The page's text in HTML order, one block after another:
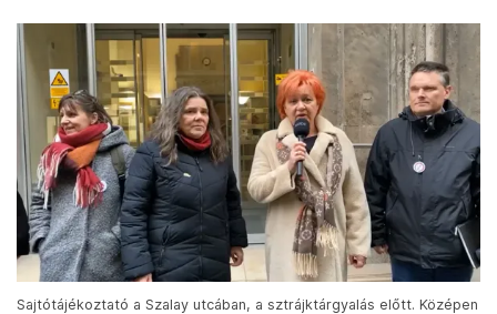
Sajtótájékoztató a Szalay utcában, a sztrájktárgyalás előtt. Középen